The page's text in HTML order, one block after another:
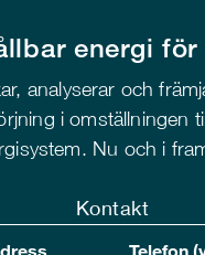
energi för
analyserar och
i omställningen
Nu och i
Kontakt
Telefon